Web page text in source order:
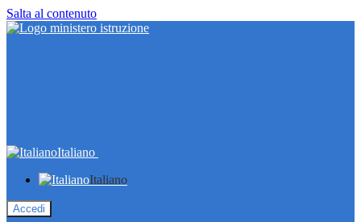
Salta al contenuto
Italiano
Italiano
Accedi